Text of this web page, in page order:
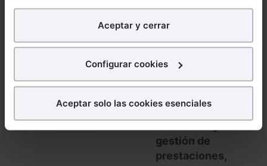
analíticospara tratar demejorar tu experienciaen
nuestra página web. También con fines publicitarios,
para poder mostrarte publicidad y contenidos de tu
¿Qué puedes hacer?
en la web sea óptima
aceptar solo las esencialespara denegar
todas las cookies excepto aquellas imprescindibles.
Aceptar y cerrar
Configurar cookies
Aceptar solo las cookies esenciales
costosos errores.
En este curso
aprenderás a
utilizar
correctamente sus
funcionalidades de
afiliación,
gestión de
prestaciones,